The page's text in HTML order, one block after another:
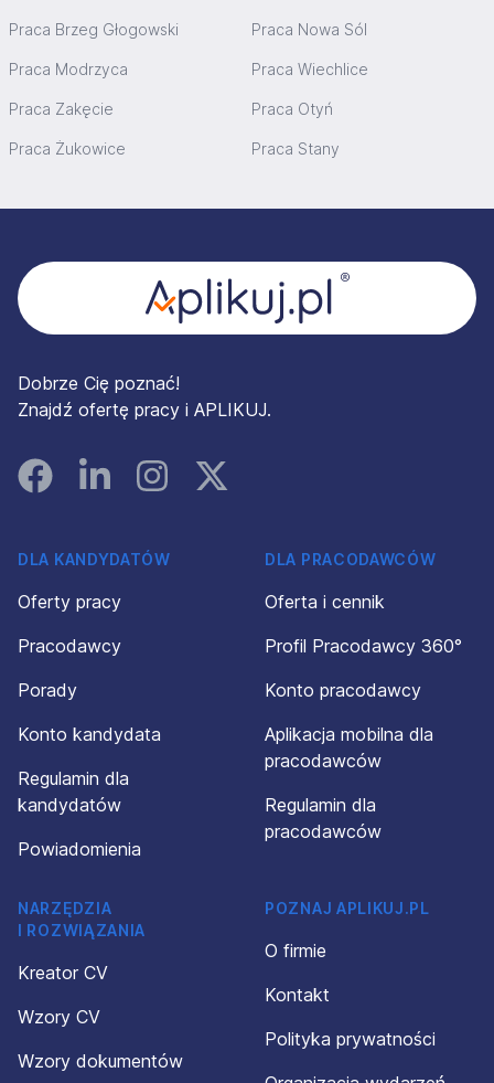
Praca Brzeg Głogowski Praca Nowa Sól
Praca Modrzyca Praca Wiechlice
Praca Zakęcie Praca Otyń
Praca Żukowice Praca Stany
Dobrze Cię poznać!
Znajdź ofertę pracy i APLIKUJ.
FacebookLinked InInstagramInstagram
DLA KANDYDATÓW
Oferty pracy
Pracodawcy
Porady
Konto kandydata
Regulamin dla
kandydatów
Powiadomienia
DLA PRACODAWCÓW
Oferta i cennik
Profil Pracodawcy 360°
Konto pracodawcy
Aplikacja mobilna dla
pracodawców
Regulamin dla
pracodawców
NARZĘDZIA
I ROZWIĄZANIA
Kreator CV
Wzory CV
Wzory dokumentów
POZNAJ APLIKUJ.PL
O firmie
Kontakt
Polityka prywatności